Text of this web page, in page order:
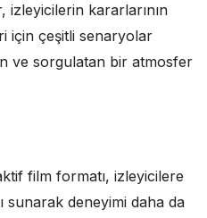
izleyicilerin kararlarının
için çeşitli senaryolar
ve sorgulatan bir atmosfer
film formatı, izleyicilere
sunarak deneyimi daha da